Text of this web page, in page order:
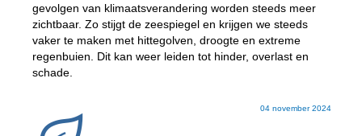
gevolgen van klimaatsverandering worden steeds meer
zichtbaar. Zo stijgt de zeespiegel en krijgen we steeds
vaker te maken met hittegolven, droogte en extreme
regenbuien. Dit kan weer leiden tot hinder, overlast en
schade.
04 november 2024